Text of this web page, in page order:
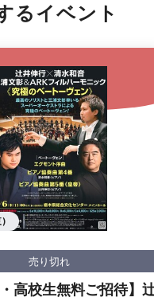
るイベント
売り切れ
・高校生無料ご招待】
)